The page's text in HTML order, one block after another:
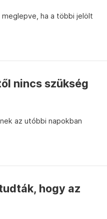
ha a többi jelölt
nincs szükség
az utóbbi napokban
hogy az